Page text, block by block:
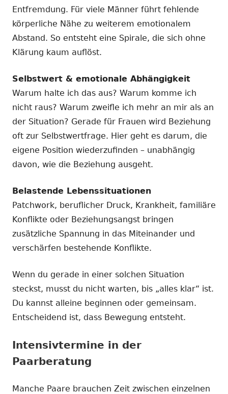
Entfremdung. Für viele Männer führt fehlende
körperliche Nähe zu weiterem emotionalem
Abstand. So entsteht eine Spirale, die sich ohne
Klärung kaum auflöst.
Selbstwert & emotionale Abhängigkeit
Warum halte ich das aus? Warum komme ich
nicht raus? Warum zweifle ich mehr an mir als an
der Situation? Gerade für Frauen wird Beziehung
oft zur Selbstwertfrage. Hier geht es darum, die
eigene Position wiederzufinden – unabhängig
davon, wie die Beziehung ausgeht.
Belastende Lebenssituationen
Patchwork, beruflicher Druck, Krankheit, familiäre
Konflikte oder Beziehungsangst bringen
zusätzliche Spannung in das Miteinander und
verschärfen bestehende Konflikte.
Wenn du gerade in einer solchen Situation
steckst, musst du nicht warten, bis „alles klar“ ist.
Du kannst alleine beginnen oder gemeinsam.
Entscheidend ist, dass Bewegung entsteht.
Intensivtermine in der
Paarberatung
Manche Paare brauchen Zeit zwischen einzelnen